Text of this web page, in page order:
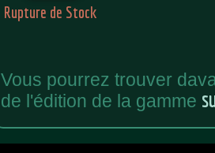
Rupture de Stock
Vous pourrez trouver
de l'édition de la gamme